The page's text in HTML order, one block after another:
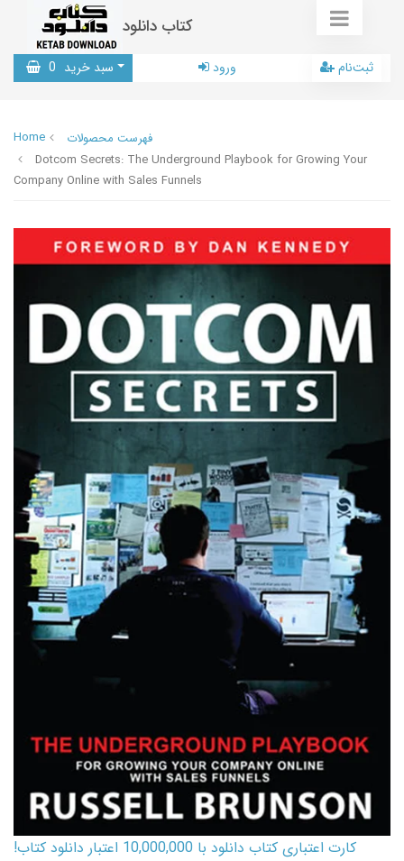
کتاب دانلود
سبد خرید 0 ورود ثبت‌نام
Home
فهرست محصولات
Dotcom Secrets: The Underground Playbook for Growing Your
Company Online with Sales Funnels
کارت اعتباری کتاب دانلود با 10,000,000 اعتبار دانلود کتاب!